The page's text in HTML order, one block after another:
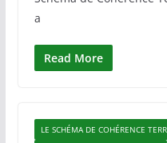
a
Read More
LE SCHÉMA DE COHÉRENCE